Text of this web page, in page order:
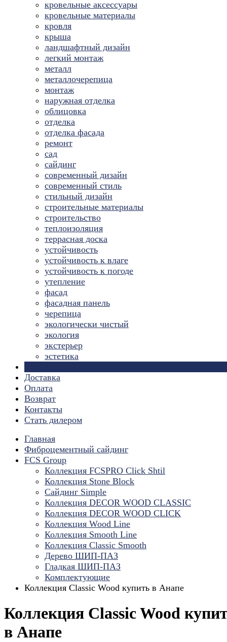
кровельные аксессуары
кровельные материалы
кровля
крыша
ландшафтный дизайн
легкий монтаж
металл
металлочерепица
монтаж
наружная отделка
облицовка
отделка
отделка фасада
ремонт
сад
сайдинг
современный дизайн
современный стиль
стильный дизайн
строительные материалы
строительство
теплоизоляция
террасная доска
устойчивость
устойчивость к влаге
устойчивость к погоде
утепление
фасад
фасадная панель
черепица
экологически чистый
экология
экстерьер
эстетика
Доставка
Оплата
Возврат
Контакты
Стать дилером
Главная
Фиброцементный сайдинг
FCS Group
Коллекция FCSPRO Click Shtil
Коллекция Stone Block
Сайдинг Simple
Коллекция DECOR WOOD CLASSIC
Коллекция DECOR WOOD CLICK
Коллекция Wood Line
Коллекция Smooth Line
Коллекция Classic Smooth
Дерево ШИП-ПАЗ
Гладкая ШИП-ПАЗ
Комплектующие
Коллекция Classic Wood купить в Анапе
Коллекция Classic Wood
в Анапе